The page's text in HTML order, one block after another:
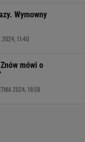
Wymowny
2024, 11:40
mówi o
2024, 18:58